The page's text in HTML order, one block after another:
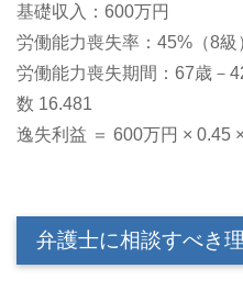
基礎収入：600万円
労働能力喪失率：45%（8級
労働能力喪失期間：67歳－
数 16.481
逸失利益 ＝ 600万円 × 0.45
弁護士に相談すべき